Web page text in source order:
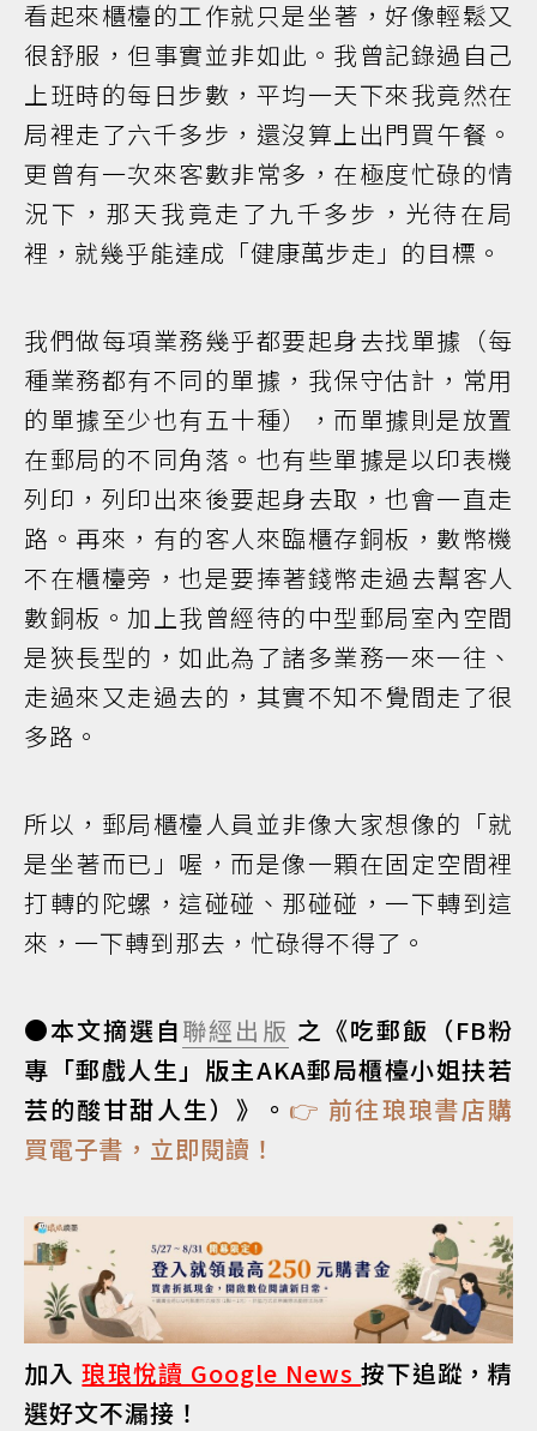
看起來櫃檯的工作就只是坐著，好像輕鬆又
很舒服，但事實並非如此。我曾記錄過自己
上班時的每日步數，平均一天下來我竟然在
局裡走了六千多步，還沒算上出門買午餐。
更曾有一次來客數非常多，在極度忙碌的情
況下，那天我竟走了九千多步，光待在局
裡，就幾乎能達成「健康萬步走」的目標。
我們做每項業務幾乎都要起身去找單據（每
種業務都有不同的單據，我保守估計，常用
的單據至少也有五十種），而單據則是放置
在郵局的不同角落。也有些單據是以印表機
列印，列印出來後要起身去取，也會一直走
路。再來，有的客人來臨櫃存銅板，數幣機
不在櫃檯旁，也是要捧著錢幣走過去幫客人
數銅板。加上我曾經待的中型郵局室內空間
是狹長型的，如此為了諸多業務一來一往、
走過來又走過去的，其實不知不覺間走了很
多路。
所以，郵局櫃檯人員並非像大家想像的「就
是坐著而已」喔，而是像一顆在固定空間裡
打轉的陀螺，這碰碰、那碰碰，一下轉到這
來，一下轉到那去，忙碌得不得了。
●本文摘選自聯經出版 之《吃郵飯（FB粉
專「郵戲人生」版主AKA郵局櫃檯小姐扶若
芸的酸甘甜人生）》。 👉 前往琅琅書店購
買電子書，立即閱讀！
加入琅琅悅讀 Google News按下追蹤，精
選好文不漏接！